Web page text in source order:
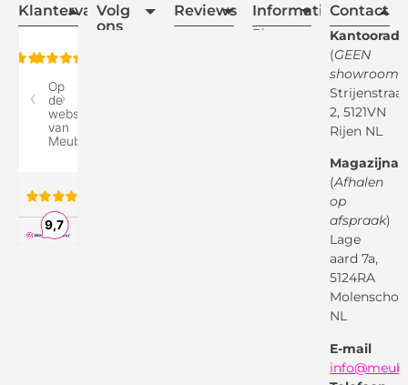
Klantervaring
Volg
ons
Reviews Informatie
Blogs
Retourvoorwaarden
Betaalmethodes
Montageservice
Garantievoorwaarden
Privacybeleid
Contact
(GEEN
showroom
Strijenstraat
2, 5121VN
Rijen NL
(Afhalen
op
afspraak)
Lage
aard 7a,
5124RA
Molenschot
NL
E-mail